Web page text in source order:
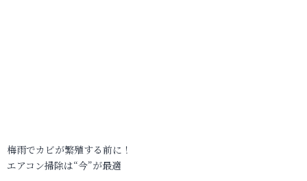
梅雨でカビが繁殖する前に！
エアコン掃除は“今”が最適